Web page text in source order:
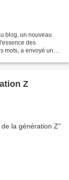
blog, un nouveau
des
mots, a envoyé un
Z